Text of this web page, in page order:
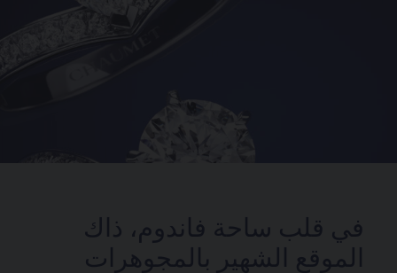
في قلب ساحة فاندوم، ذاك
الموقع الشهير بالمجوهرات